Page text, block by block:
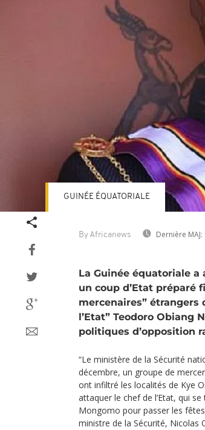
By Africanews Dernière MAJ:
GUINÉE ÉQUATORIALE
La Guinée équatoriale
un coup d’Etat préparé
mercenaires”
l’Etat” Teodoro Obiang
politiques d’opposition
“Le ministère de la Sécurité
décembre, un groupe de
ont infiltré les localités de Kye
attaquer le chef de l’Etat, qui
Mongomo pour passer les
ministre de la Sécurité, Nicolas